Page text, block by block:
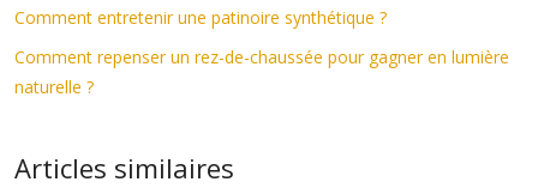
Comment entretenir une patinoire synthétique ?
Comment repenser un rez-de-chaussée pour gagner en lumière
naturelle ?
Articles similaires